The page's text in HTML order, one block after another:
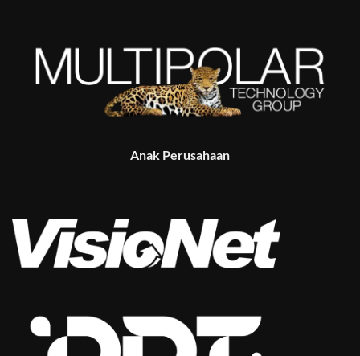
Anak Perusahaan